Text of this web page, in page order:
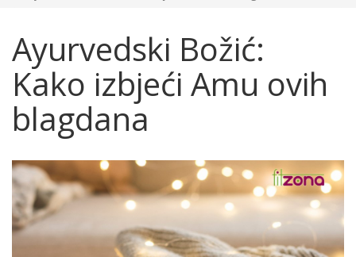
Ayurvedski Božić:
Kako izbjeći Amu ovih
blagdana